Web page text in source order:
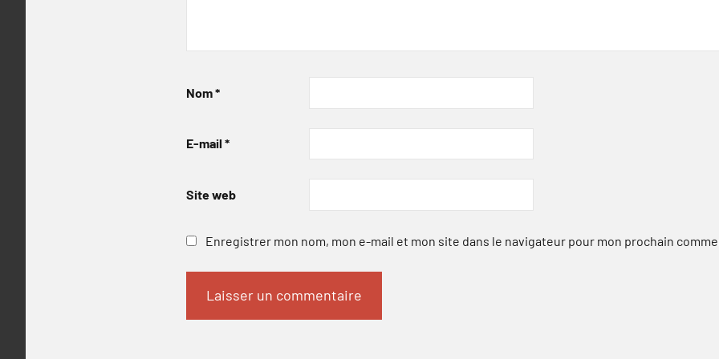
Nom*
E-mail *
Site web
Enregistrer mon nom, mon e-mail et mon site dans le navigateur pour mon prochain